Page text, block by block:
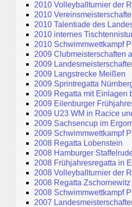
2010 Volleyballturnier der
2010
2010 Talentiade des
2010 internes
2010 Schwimmwettkampf
2009 Clubmeisterschaften
2009
2009 Langstrecke Meißen
2009 Sprintregatta
2009 Regatta mit Einlagen
2009 Eilenburger
2009 U23 WM in Racice
2009 Sachsencup im
2009 Schwimmwettkampf
2008 Regatta Lobenstein
2008 Hamburger
2008 Frühjahresregatta in
2008 Volleyballturnier der
2008 Regatta Zschornewitz
2008 Schwimmwettkampf
2007